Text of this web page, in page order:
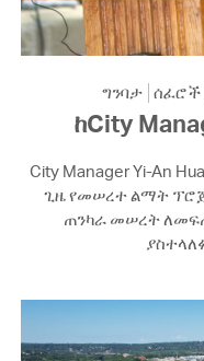
ግንባታ ሰፈሮች
ከCity
City Manager Yi-An
ጊዜ የመሠረተ ልማት
ጠንካራ መሠረት